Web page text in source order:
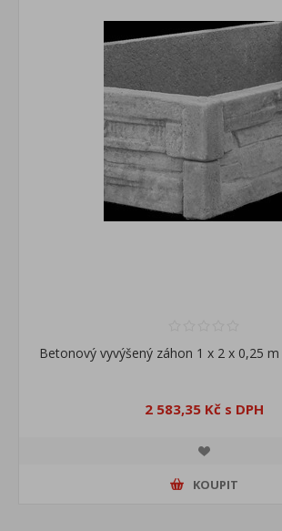
Betonový vyvýšený záhon 1 x 2 x 0,25
2 583,35 Kč s DPH
KOUPIT